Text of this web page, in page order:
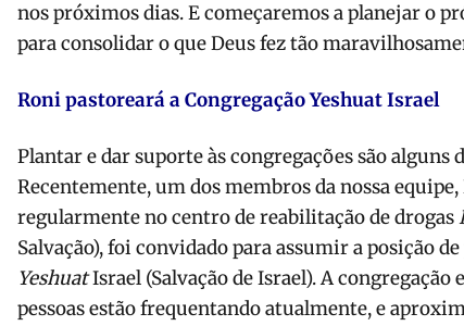
nos próximos dias. E começaremos a planejar o
para consolidar o que Deus fez tão
Roni pastoreará a Congregação Yeshuat Israel
Plantar e dar suporte às congregações são alguns
Recentemente, um dos membros da nossa
regularmente no centro de reabilitação de drogas
Salvação), foi convidado para assumir a posição
YeshuatIsrael (Salvação de Israel). A congregação
pessoas estão frequentando atualmente, e